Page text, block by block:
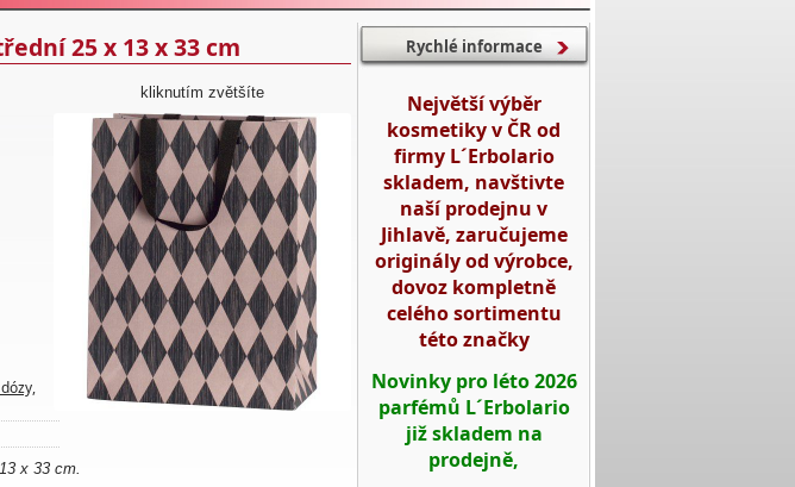
25 x 13 x 33 cm
kliknutím zvětšíte
x 33 cm.
Rychlé informace
Největší výběr
kosmetiky v ČR od
firmy L´Erbolario
skladem, navštivte
naší prodejnu v
Jihlavě, zaručujeme
originály od výrobce,
dovoz kompletně
celého sortimentu
této značky
Novinky pro léto 2026
parfémů L´Erbolario
již skladem na
prodejně,